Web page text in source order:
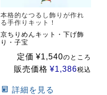
本格的なつるし飾りが作れ
る手作りキット！
京ちりめんキット・下げ飾
り・子宝
定価 ¥1,540のところ
販売価格 ¥1,386税込
詳細を見る